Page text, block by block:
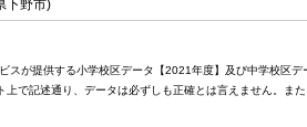
下野市)
が提供する小学校区データ【2021年度】及び中学校区
で記述通り、データは必ずしも正確とは言えません。ま